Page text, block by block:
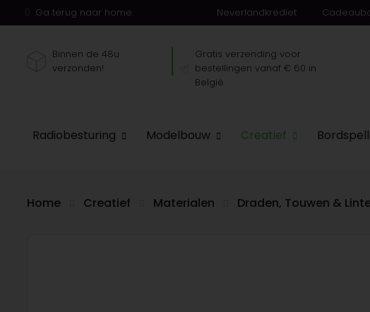
Ga terug naar home. Neverlandkrediet
Binnen de 48u
verzonden!
Gratis verzending voor
bestellingen vanaf € 60 in
België
Radiobesturing Modelbouw Creatief
Home Creatief Materialen Draden, Touwen &